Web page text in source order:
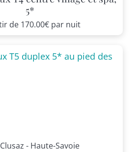
5*
de 170.00€ par nuit
- Haute-Savoie